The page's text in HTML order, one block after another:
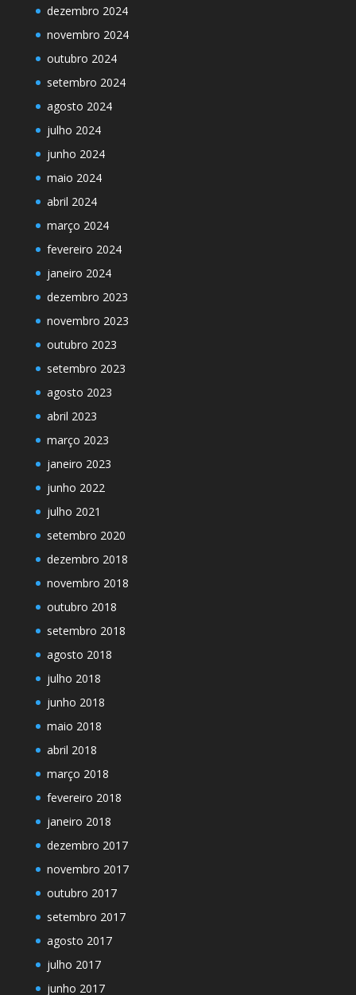
dezembro 2024
novembro 2024
outubro 2024
setembro 2024
agosto 2024
julho 2024
junho 2024
maio 2024
abril 2024
março 2024
fevereiro 2024
janeiro 2024
dezembro 2023
novembro 2023
outubro 2023
setembro 2023
agosto 2023
abril 2023
março 2023
janeiro 2023
junho 2022
julho 2021
setembro 2020
dezembro 2018
novembro 2018
outubro 2018
setembro 2018
agosto 2018
julho 2018
junho 2018
maio 2018
abril 2018
março 2018
fevereiro 2018
janeiro 2018
dezembro 2017
novembro 2017
outubro 2017
setembro 2017
agosto 2017
julho 2017
junho 2017